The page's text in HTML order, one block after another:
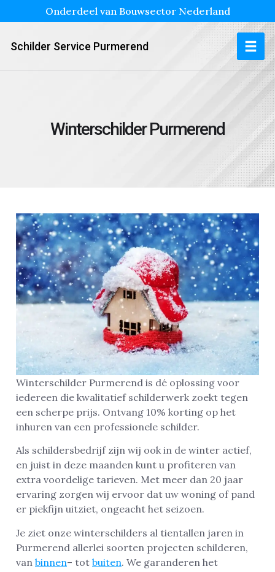
Onderdeel van Bouwsector Nederland
Schilder Service Purmerend
Winterschilder Purmerend
Winterschilder Purmerend is dé oplossing voor
iedereen die kwalitatief schilderwerk zoekt tegen
een scherpe prijs. Ontvang 10% korting op het
inhuren van een professionele schilder.
Als schildersbedrijf zijn wij ook in de winter actief,
en juist in deze maanden kunt u profiteren van
extra voordelige tarieven. Met meer dan 20 jaar
ervaring zorgen wij ervoor dat uw woning of pand
er piekfijn uitziet, ongeacht het seizoen.
Je ziet onze winterschilders al tientallen jaren in
Purmerend allerlei soorten projecten schilderen,
van binnen– tot buiten. We garanderen het